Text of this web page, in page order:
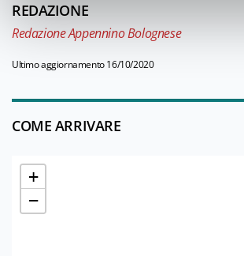
REDAZIONE
Redazione Appennino Bolognese
Ultimo aggiornamento 16/10/2020
COME ARRIVARE
+
−